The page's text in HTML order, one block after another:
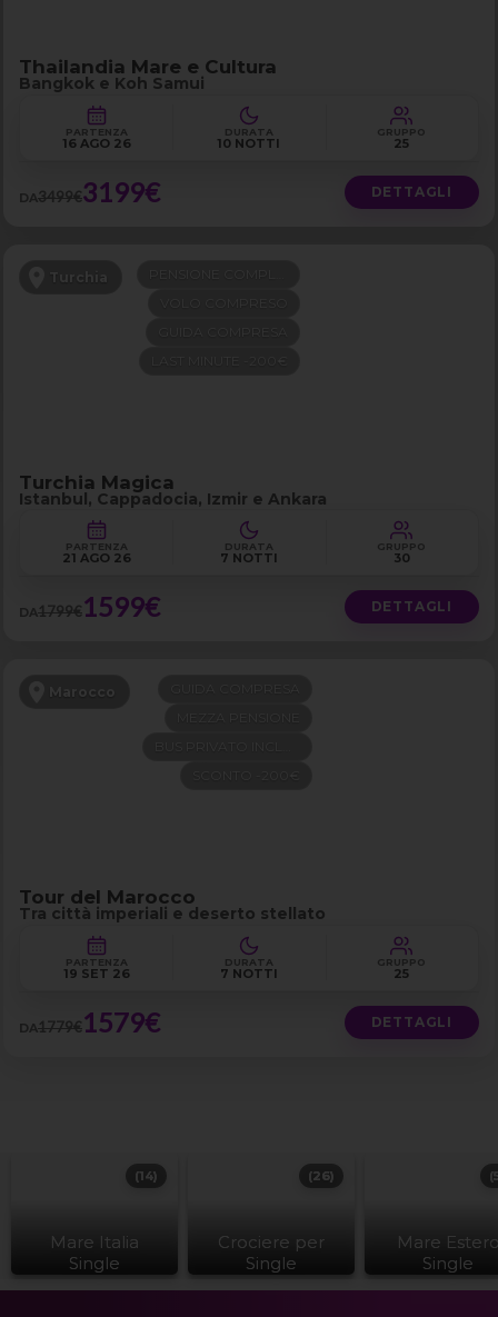
Thailandia Mare e Cultura
Bangkok e Koh Samui
PARTENZA
16 AGO 26
DURATA
10 NOTTI
GRUPPO
25
DA3499€3199€ DETTAGLI
Turchia
Turchia Magica
Istanbul, Cappadocia, Izmir e Ankara
PARTENZA
21 AGO 26
DURATA
7 NOTTI
GRUPPO
30
DA1799€1599€ DETTAGLI
Marocco
Tour del Marocco
Tra città imperiali e deserto stellato
PARTENZA
19 SET 26
DURATA
7 NOTTI
GRUPPO
25
DA1779€1579€ DETTAGLI
Mare Italia
Single
(14)
Crociere per
Single
(26)
Mare
Single